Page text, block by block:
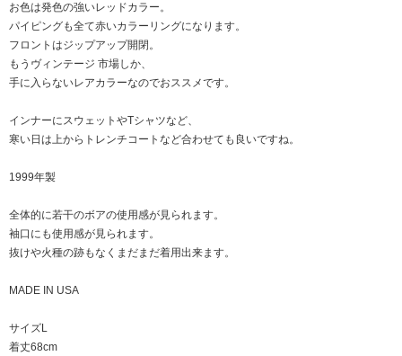
お色は発色の強いレッドカラー。
パイピングも全て赤いカラーリングになります。
フロントはジップアップ開閉。
もうヴィンテージ 市場しか、
手に入らないレアカラーなのでおススメです。
インナーにスウェットやTシャツなど、
寒い日は上からトレンチコートなど合わせても良いですね。
1999年製
全体的に若干のボアの使用感が見られます。
袖口にも使用感が見られます。
抜けや火種の跡もなくまだまだ着用出来ます。
MADE IN USA
サイズL
着丈68cm